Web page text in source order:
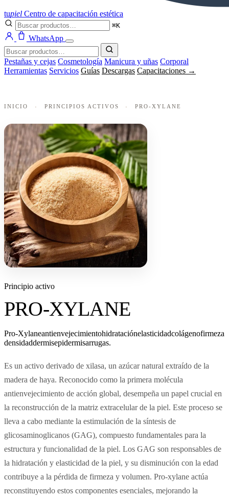
tupiel Centro de capacitación estética
⌘K
WhatsApp
Pestañas y cejas Cosmetología Manicura y uñas Corporal
Herramientas Servicios Guías Descargas Capacitaciones →
INICIO › PRINCIPIOS ACTIVOS › PRO-XYLANE
Principio activo
PRO-XYLANE
Pro-Xylaneantienvejecimientohidrataciónelasticidadcolágenofirmeza
densidaddermisepidermisarrugas.
Es un activo derivado de xilasa, un azúcar natural extraído de la
madera de haya. Reconocido como la primera molécula
antienvejecimiento de acción global, desempeña un papel crucial en
la reconstrucción de la matriz extracelular de la piel. Este proceso se
lleva a cabo mediante la estimulación de la síntesis de
glicosaminoglicanos (GAG), compuesto fundamentales para la
estructura y funcionalidad de la piel. Los GAG son responsables de
la hidratación y elasticidad de la piel, y su disminución con la edad
contribuye a la pérdida de firmeza y volumen. Pro-xylane actúa
reconstituyendo estos componentes esenciales, mejorando la